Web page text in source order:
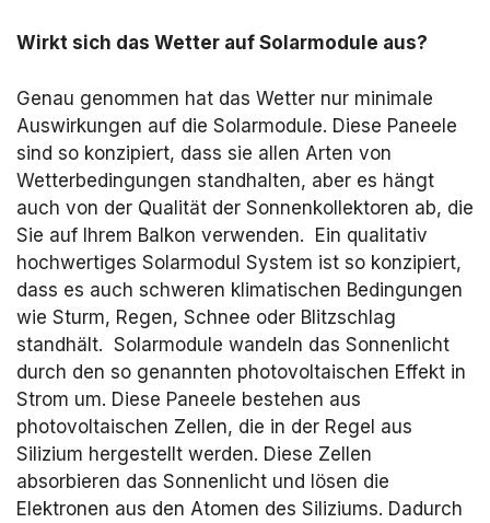
Wirkt sich das Wetter auf Solarmodule aus?
Genau genommen hat das Wetter nur minimale
Auswirkungen auf die Solarmodule. Diese Paneele
sind so konzipiert, dass sie allen Arten von
Wetterbedingungen standhalten, aber es hängt
auch von der Qualität der Sonnenkollektoren ab, die
Sie auf Ihrem Balkon verwenden. Ein qualitativ
hochwertiges Solarmodul System ist so konzipiert,
dass es auch schweren klimatischen Bedingungen
wie Sturm, Regen, Schnee oder Blitzschlag
standhält. Solarmodule wandeln das Sonnenlicht
durch den so genannten photovoltaischen Effekt in
Strom um. Diese Paneele bestehen aus
photovoltaischen Zellen, die in der Regel aus
Silizium hergestellt werden. Diese Zellen
absorbieren das Sonnenlicht und lösen die
Elektronen aus den Atomen des Siliziums. Dadurch